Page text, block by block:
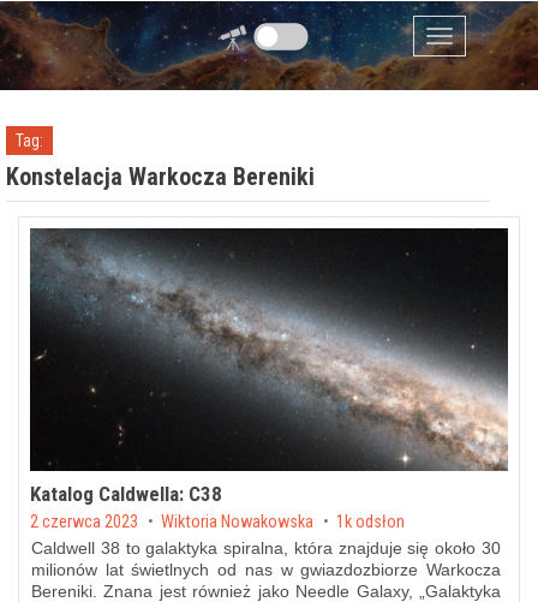
Przejdź do zawartości
Menu
Tag:
Konstelacja Warkocza Bereniki
Katalog Caldwella: C38
Posted on
2 czerwca 2023 byWiktoria Nowakowska 1k odsłon
Caldwell 38 to galaktyka spiralna, która znajduje się około 30
milionów lat świetlnych od nas w gwiazdozbiorze Warkocza
Bereniki. Znana jest również jako Needle Galaxy, „Galaktyka